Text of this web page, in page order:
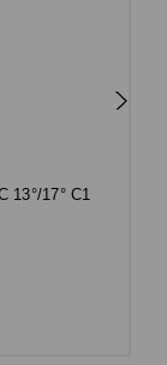
13°/17° C1